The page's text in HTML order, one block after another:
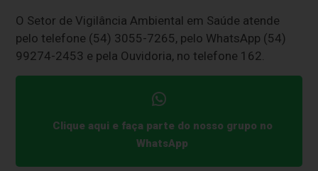
O Setor de Vigilância Ambiental em Saúde atende
pelo telefone (54) 3055-7265, pelo WhatsApp (54)
99274-2453 e pela Ouvidoria, no telefone 162.
Clique aqui e faça parte do nosso grupo no
WhatsApp